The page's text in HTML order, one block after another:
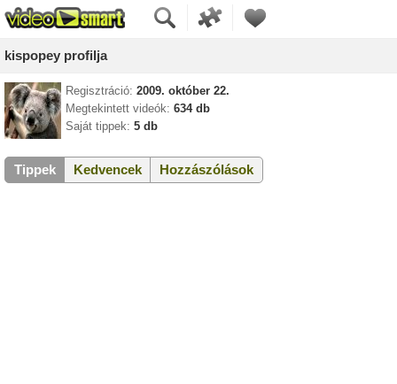
kispopey profilja
Regisztráció: 2009. október 22.
Megtekintett videók: 634 db
Saját tippek: 5 db
Tippek Kedvencek Hozzászólások